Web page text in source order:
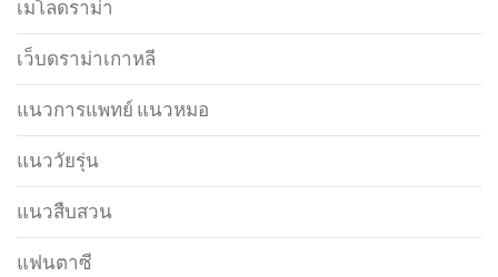
เมโลดราม่า
เว็บดราม่าเกาหลี
แนวการแพทย์ แนวหมอ
แนววัยรุ่น
แนวสืบสวน
แฟนตาซี